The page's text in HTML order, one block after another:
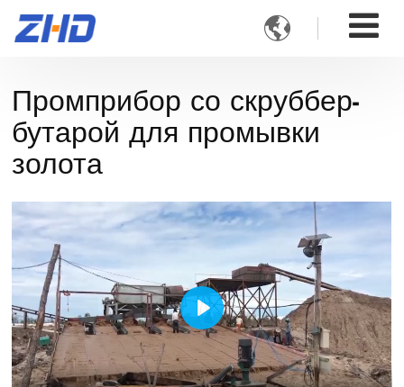

Промприбор со скруббер-
бутарой для промывки
золота
Play